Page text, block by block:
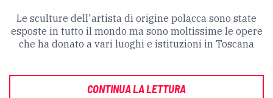
Le sculture dell'artista di origine polacca sono state
esposte in tutto il mondo ma sono moltissime le opere
che ha donato a vari luoghi e istituzioni in Toscana
CONTINUA LA LETTURA